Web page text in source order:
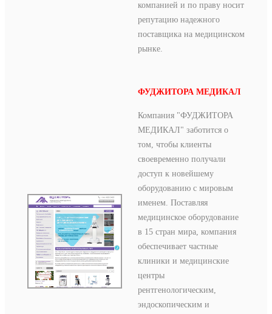
компанией и по праву носит
репутацию надежного
поставщика на медицинском
рынке.
ФУДЖИТОРА МЕДИКАЛ
Компания "ФУДЖИТОРА
МЕДИКАЛ" заботится о
том, чтобы клиенты
своевременно получали
доступ к новейшему
оборудованию с мировым
именем. Поставляя
медицинское оборудование
в 15 стран мира, компания
обеспечивает частные
клиники и медицинские
центры
рентгенологическим,
эндоскопическим и